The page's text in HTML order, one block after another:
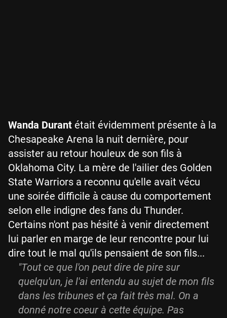
Wanda Durant était évidemment présente à la
Chesapeake Arena la nuit dernière, pour
assister au retour houleux de son fils à
Oklahoma City. La mère de l'ailier des Golden
State Warriors a reconnu qu'elle avait vécu
une soirée difficile à cause du comportement
selon elle indigne des fans du Thunder.
Certains n'ont pas hésité à venir directement
lui parler en marge de leur rencontre pour lui
dire tout le mal qu'ils pensaient de son fils...
"Tout ce que l'on peut dire de pire sur
quelqu'un, je l'ai entendu au sujet de mon fils
dans les tribunes et ça fait très mal. On a
donné notre coeur à cette équipe. Pas